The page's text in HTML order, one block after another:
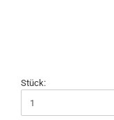
Stück: